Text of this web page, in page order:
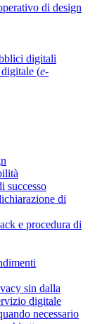
di design
digitali
(e-
successo
di
e procedura di
sin dalla
digitale
necessario